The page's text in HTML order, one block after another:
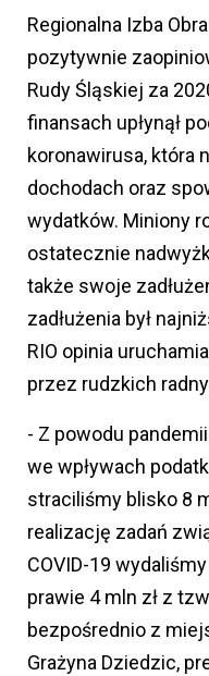
Regionalna Izba
pozytywnie
Rudy Śląskiej za
finansach upłynął
koronawirusa, która
dochodach oraz
wydatków. Miniony
ostatecznie
także swoje
zadłużenia był
RIO opinia
przez rudzkich
- Z powodu
we wpływach
straciliśmy blisko 8
realizację zadań
COVID-19
prawie 4 mln zł z
bezpośrednio z
Grażyna Dziedzic,